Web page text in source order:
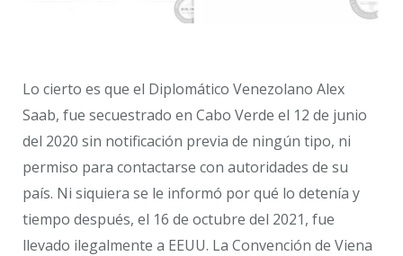
Lo cierto es que el Diplomático Venezolano Alex
Saab, fue secuestrado en Cabo Verde el 12 de junio
del 2020 sin notificación previa de ningún tipo, ni
permiso para contactarse con autoridades de su
país. Ni siquiera se le informó por qué lo detenía y
tiempo después, el 16 de octubre del 2021, fue
llevado ilegalmente a EEUU. La Convención de Viena